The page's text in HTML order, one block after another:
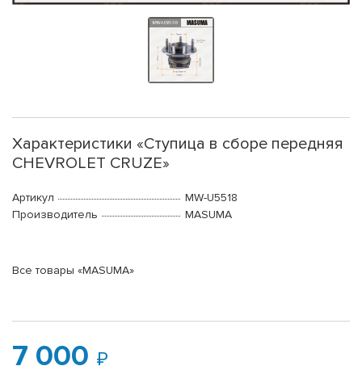
Характеристики «Ступица в сборе передняя
CHEVROLET CRUZE»
Артикул
MW-U5518
Производитель
MASUMA
Все товары «MASUMA»
7 000